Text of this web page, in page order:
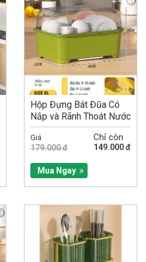
Hộp Đựng Bát Đũa Có
Nắp và Rãnh Thoát Nước
Size XL
Giá
179.000 đ
Chỉ còn
149.000 đ
Mua Ngay